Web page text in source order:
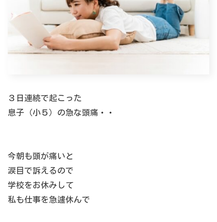
３日連続で起こった
息子（小５）の急な頭痛・・
今朝も頭が痛いと
涙目で訴えるので
学校をお休みして
私も仕事を急遽休んで